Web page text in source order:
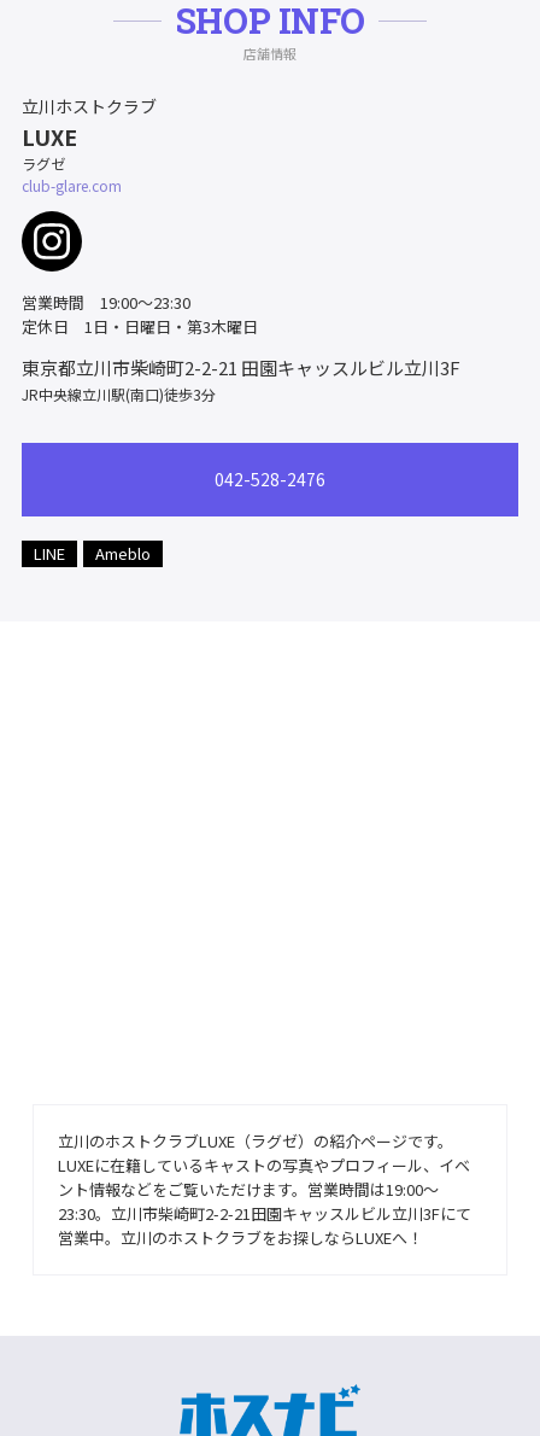
SHOP INFO
店舗情報
立川ホストクラブ
LUXE
ラグゼ
club-glare.com
営業時間 19:00～23:30
定休日 1日・日曜日・第3木曜日
東京都立川市柴崎町2-2-21 田園キャッスルビル立川3F
JR中央線立川駅(南口)徒歩3分
042-528-2476
LINE Ameblo
立川のホストクラブLUXE（ラグゼ）の紹介ページです。
LUXEに在籍しているキャストの写真やプロフィール、イベ
ント情報などをご覧いただけます。営業時間は19:00～
23:30。立川市柴崎町2-2-21田園キャッスルビル立川3Fにて
営業中。立川のホストクラブをお探しならLUXEへ！